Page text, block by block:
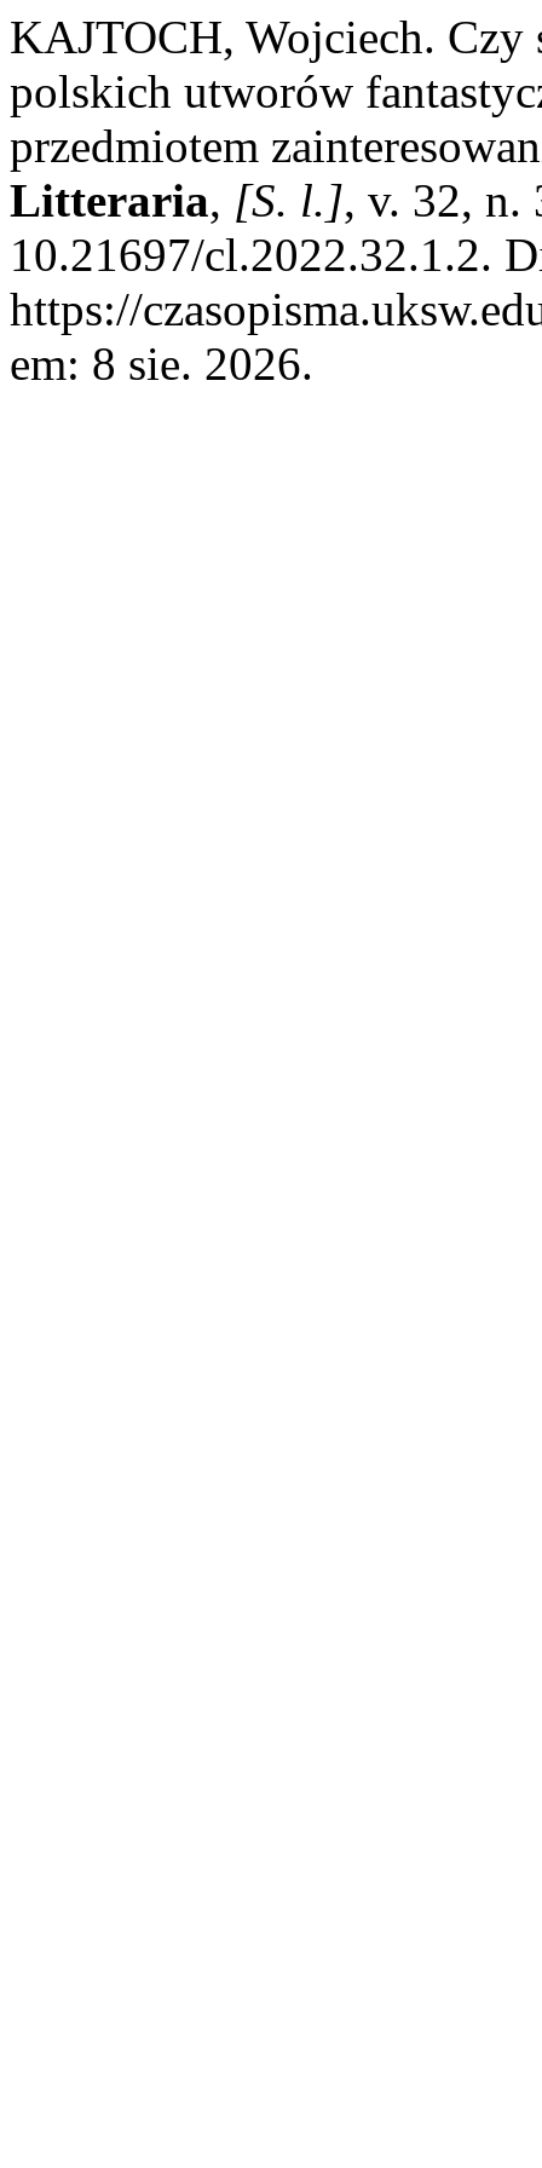
KAJTOCH, Wojciech. Czy
polskich utworów
przedmiotem
Litteraria, [S. l.], v. 32, n.
10.21697/cl.2022.32.1.2.
https://
em: 8 sie. 2026.